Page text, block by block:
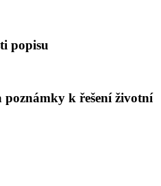
popisu
poznámky k řešení životní